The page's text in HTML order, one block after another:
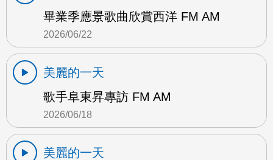
畢業季應景歌曲欣賞西洋 FM AM
2026/06/22
美麗的一天
歌手阜東昇專訪 FM AM
2026/06/18
美麗的一天